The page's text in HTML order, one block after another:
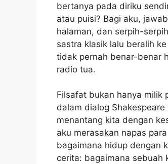
bertanya pada diriku
atau puisi? Bagi aku,
halaman, dan serpih-
sastra klasik lalu beralih
tidak pernah benar-benar
radio tua.
Filsafat bukan hanya milik
dalam dialog
menantang kita dengan
aku merasakan napas
bagaimana hidup dengan
cerita: bagaimana sebuah